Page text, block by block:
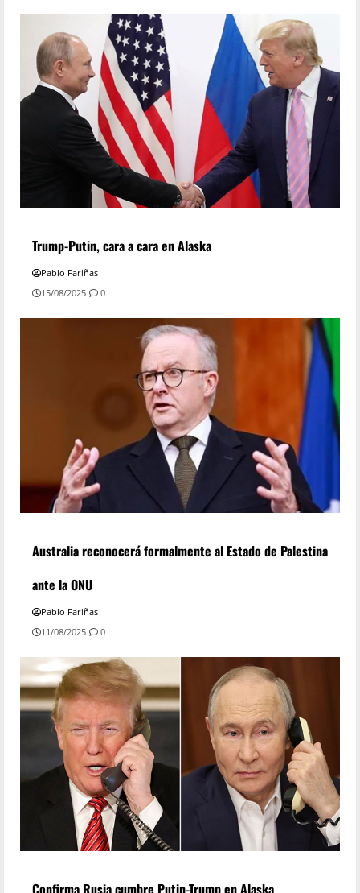
Trump-Putin, cara a cara en Alaska
Pablo Fariñas
15/08/2025
0
Australia reconocerá formalmente al Estado de Palestina
ante la ONU
Pablo Fariñas
11/08/2025
0
Confirma Rusia cumbre Putin-Trump en Alaska